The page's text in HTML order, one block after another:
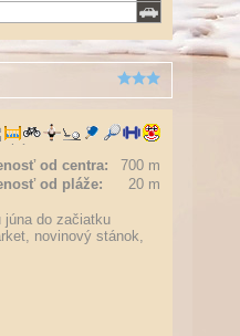
od centra:
700 m
od pláže:
20 m
júna do začiatku
novinový stánok,